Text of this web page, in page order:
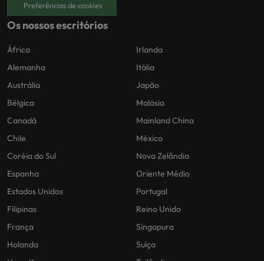
Preferências de cookies
Os nossos escritórios
África
Alemanha
Austrália
Bélgica
Canadá
Chile
Coréia do Sul
Espanha
Estados Unidos
Filipinas
França
Holanda
Irlanda
Itália
Japão
Malásia
Mainland China
México
Nova Zelândia
Oriente Médio
Portugal
Reino Unido
Singapura
Suíça